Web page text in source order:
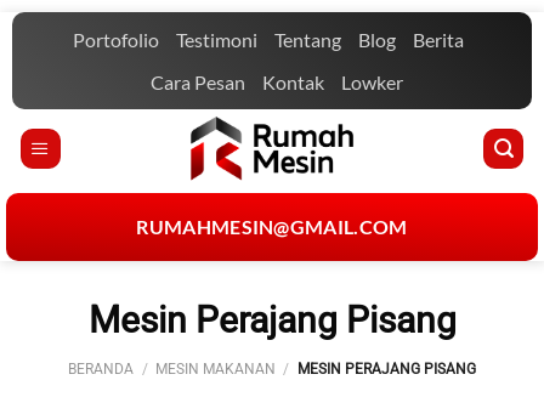
Skip
Portofolio Testimoni Tentang Blog
Berita
Cara Pesan
Kontak Lowker
RUMAHMESIN@GMAIL.COM
Mesin Perajang Pisang
BERANDA / MESIN MAKANAN / MESIN PERAJANG PISANG